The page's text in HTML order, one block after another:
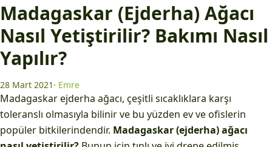
Madagaskar (Ejderha) Ağacı
Nasıl Yetiştirilir? Bakımı Nasıl
Yapılır?
28 Mart 2021 · Emre
Madagaskar ejderha ağacı, çeşitli sıcaklıklara karşı
toleranslı olmasıyla bilinir ve bu yüzden ev ve ofislerin
popüler bitkilerindendir. Madagaskar (ejderha) ağacı